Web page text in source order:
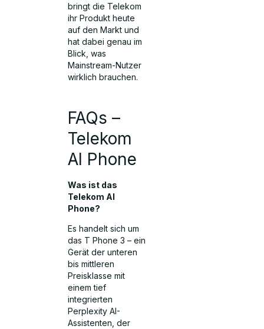
bringt die Telekom
ihr Produkt heute
auf den Markt und
hat dabei genau im
Blick, was
Mainstream-Nutzer
wirklich brauchen.
FAQs –
Telekom
AI Phone
Was ist das
Telekom AI
Phone?
Es handelt sich um
das T Phone 3 – ein
Gerät der unteren
bis mittleren
Preisklasse mit
einem tief
integrierten
Perplexity AI-
Assistenten, der